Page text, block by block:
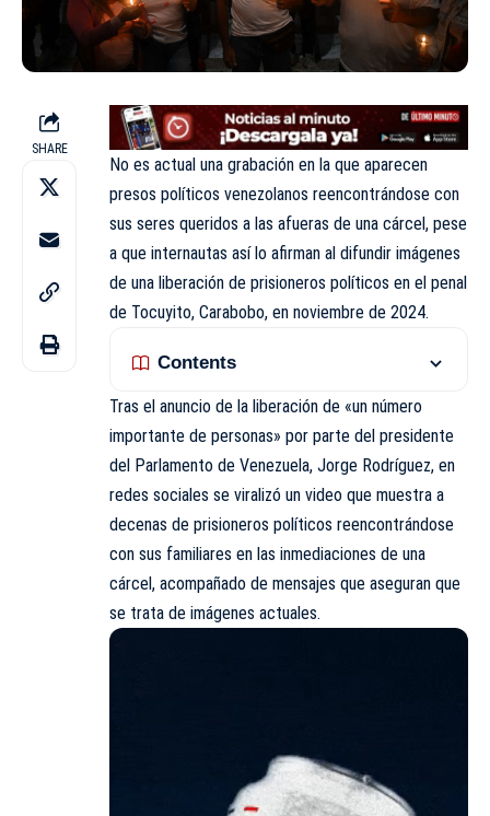
SHARE
No es actual una grabación en la que aparecen
presos políticos venezolanos reencontrándose con
sus seres queridos a las afueras de una cárcel, pese
a que internautas así lo afirman al difundir imágenes
de una liberación de prisioneros políticos en el penal
de Tocuyito, Carabobo, en noviembre de 2024.
Contents
Tras el anuncio de la liberación de «un número
importante de personas» por parte del presidente
del Parlamento de Venezuela, Jorge Rodríguez, en
redes sociales se viralizó un video que muestra a
decenas de prisioneros políticos reencontrándose
con sus familiares en las inmediaciones de una
cárcel, acompañado de mensajes que aseguran que
se trata de imágenes actuales.